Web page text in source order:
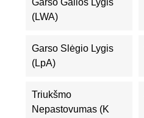
Garso Galios Lygis
(LWA)
Garso Slėgio Lygis
(LpA)
Triukšmo
Nepastovumas (K